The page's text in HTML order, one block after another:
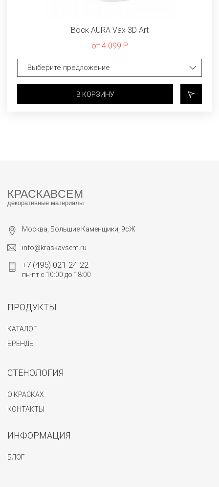
Воск AURA Vax 3D Art
от 4 099 Р
В КОРЗИНУ
КРАСКАВСЕМ
декоративные материалы
Москва, Большие Каменщики, 9сЖ
info@kraskavsem.ru
+7 (495) 021-24-22
пн-пт с 10:00 до 18:00
ПРОДУКТЫ
КАТАЛОГ
БРЕНДЫ
СТЕНОЛОГИЯ
О КРАСКАХ
КОНТАКТЫ
ИНФОРМАЦИЯ
БЛОГ